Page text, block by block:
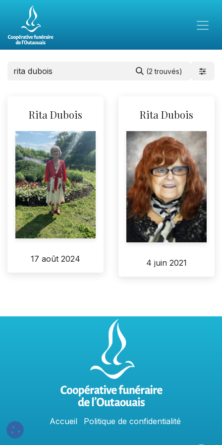
(2 trouvés)
Rita Dubois
17 août 2024
Rita Dubois
4 juin 2021
Accue​il Politique​​ de confidentialit​é